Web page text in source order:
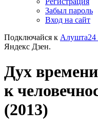
Забыл пароль
Вход на сайт
Подключайся к Алушта24
Яндекс Дзен.
Дух
к
(2013)